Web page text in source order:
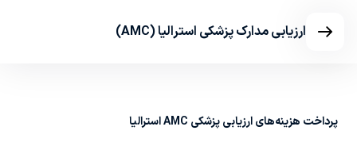
ارزیابی مدارک پزشکی استرالیا (AMC)
پرداخت هزینه‌های ارزیابی پزشکی AMC استرالیا